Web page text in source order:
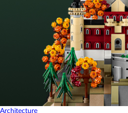
Architecture